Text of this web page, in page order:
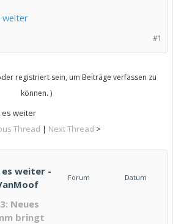
weiter
#1
registriert sein, um Beiträge verfassen zu
können. )
es weiter
Thread | Next Thread >
weiter -
Forum Datum
Neues
bringt